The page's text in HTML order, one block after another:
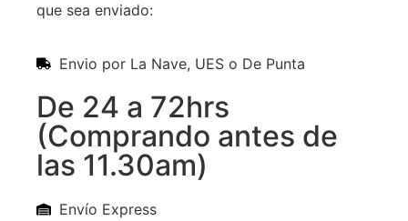
que sea enviado:
Envio por La Nave, UES o De Punta
De 24 a 72hrs
(Comprando antes de
las 11.30am)
Envío Express